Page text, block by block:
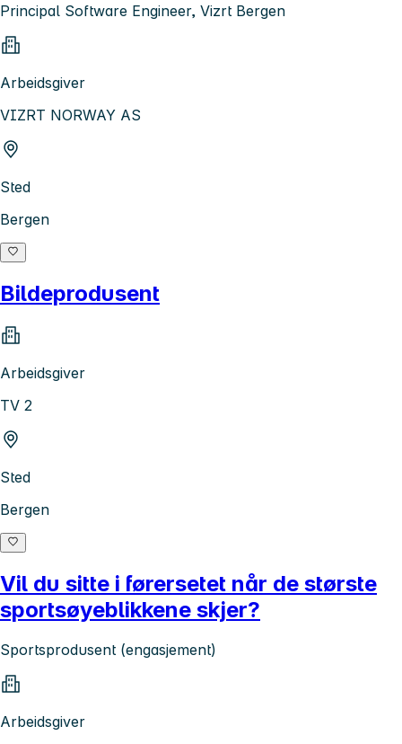
Principal Software Engineer, Vizrt Bergen
Arbeidsgiver
VIZRT NORWAY AS
Sted
Bergen
Bildeprodusent
Arbeidsgiver
TV 2
Sted
Bergen
Vil du sitte i førersetet når de største
sportsøyeblikkene skjer?
Sportsprodusent (engasjement)
Arbeidsgiver